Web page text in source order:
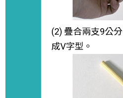
(2) 疊合兩支9公
成V字型。